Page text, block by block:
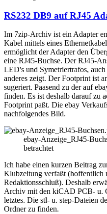
RS232 DB9 auf RJ45
Im 7zip-Archiv ist ein Adapter
Kabel mittels eines
ermöglicht der Adapter den
eine RJ45-Buchse. Der RJ45-
LED's und Symetriertrafos,
anderes zeigt. Der Footprint ist
sugeriert. Paasend zu der auf
finden. Es ist deshalb darauf zu
Footprint paßt. Die ebay
nachfolgendes Bild.
ebay-Anzeige_RJ45-
betrachtet
Ich habe einen kurzen Beitrag
Klubzeitung verfaßt (hoffentlich
Redaktionsschluß). Deshalb
Archiv mit den kiCAD PCB- u.
letztes. Die stl- u. step-Dateien
Ordner zu finden.